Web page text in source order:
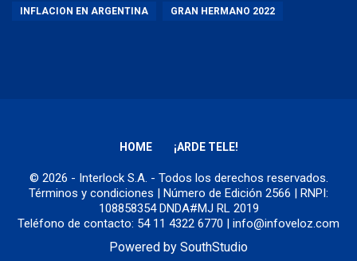
INFLACION EN ARGENTINA GRAN HERMANO 2022
HOME ¡ARDE TELE!
© 2026 - Interlock S.A. - Todos los derechos reservados.
Términos y condiciones | Número de Edición 2566 | RNPI:
108858354 DNDA#MJ RL 2019
Teléfono de contacto: 54 11 4322 6770 | info@infoveloz.com
Powered by SouthStudio